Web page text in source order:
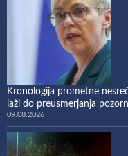
Kronologija prometne
laži do preusmerjanja
09.08.2026